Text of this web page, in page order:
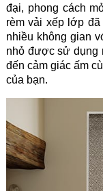
đại, phong cách
rèm vải xếp lớp
nhiều không gian
nhỏ được sử dụng
đến cảm giác ấm
của bạn.